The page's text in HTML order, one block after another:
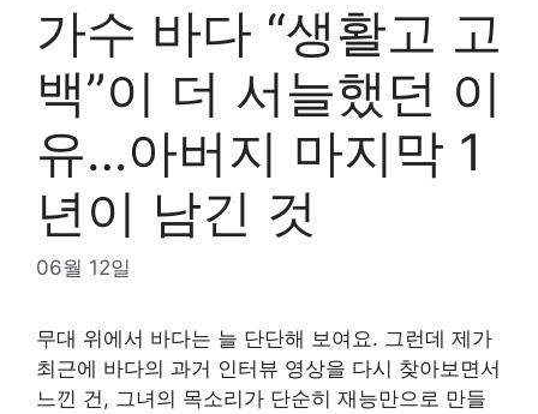
가수 바다 “생활고 고
백”이 더 서늘했던 이
유…아버지 마지막 1
년이 남긴 것
06월 12일
무대 위에서 바다는 늘 단단해 보여요. 그런데 제가
최근에 바다의 과거 인터뷰 영상을 다시 찾아보면서
느낀 건, 그녀의 목소리가 단순히 재능만으로 만들